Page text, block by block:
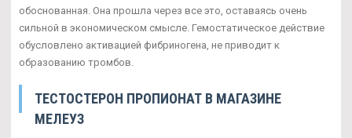
обоснованная. Она прошла через все это, оставаясь очень
сильной в экономическом смысле. Гемостатическое действие
обусловлено активацией фибриногена, не приводит к
образованию тромбов.
ТЕСТОСТЕРОН ПРОПИОНАТ В МАГАЗИНЕ
МЕЛЕУЗ